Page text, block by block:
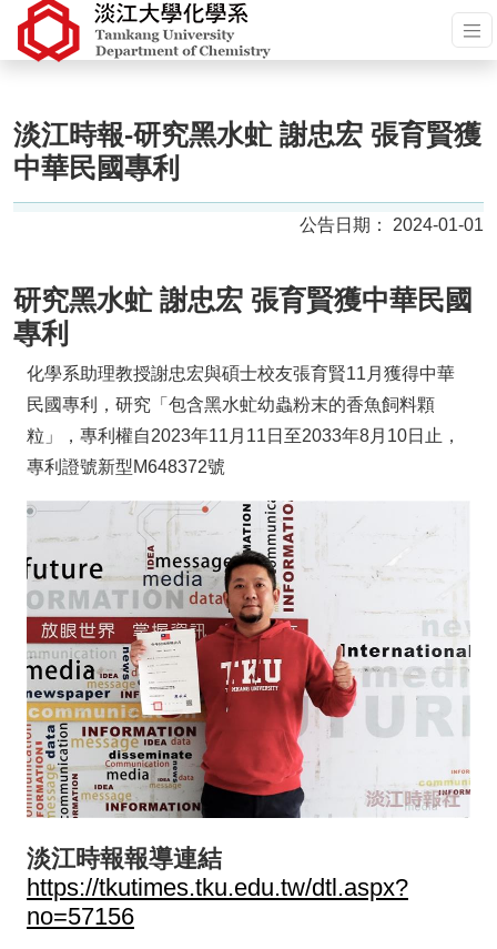
淡江時報-研究黑水虻 謝忠宏 張育賢獲
中華民國專利
2024-01-01
研究黑水虻 謝忠宏 張育賢獲中華民國
專利
化學系助理教授謝忠宏與碩士校友張育賢11月獲得中華
民國專利，研究「包含黑水虻幼蟲粉末的香魚飼料顆
粒」，專利權自2023年11月11日至2033年8月10日止，
專利證號新型M648372號
淡江時報報導連結
https://tkutimes.tku.edu.tw/dtl.aspx?
no=57156